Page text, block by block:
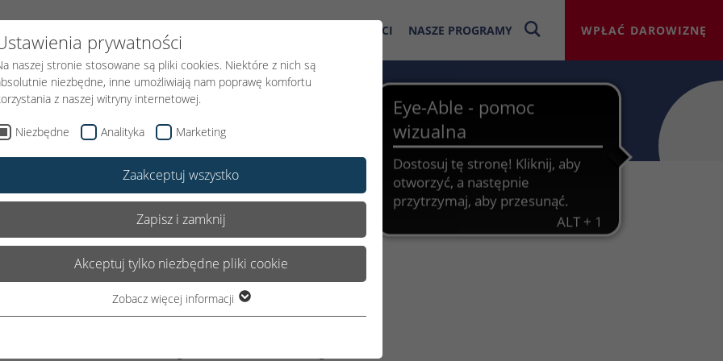
WPŁAĆ DAROWIZNĘ
AKTUALNOŚCI NASZE PROGRAMY
- Partnerzy
danych osobowych
prywatności
naszej stronie stosowane są pliki cookies. Niektóre z nich są
niezbędne, inne umożliwiają nam poprawę komfortu
z naszej witryny internetowej.
Niezbędne Analityka Marketing
Zaakceptuj wszystko
Zapisz i zamknij
Akceptuj tylko niezbędne pliki cookie
Zobacz więcej informacji